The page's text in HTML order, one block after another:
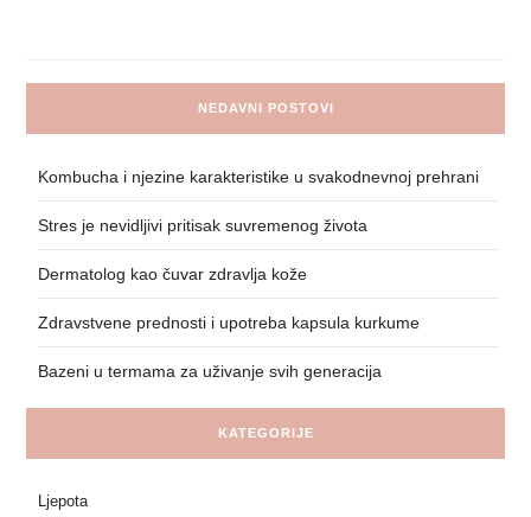
NEDAVNI POSTOVI
Kombucha i njezine karakteristike u svakodnevnoj prehrani
Stres je nevidljivi pritisak suvremenog života
Dermatolog kao čuvar zdravlja kože
Zdravstvene prednosti i upotreba kapsula kurkume
Bazeni u termama za uživanje svih generacija
KATEGORIJE
Ljepota